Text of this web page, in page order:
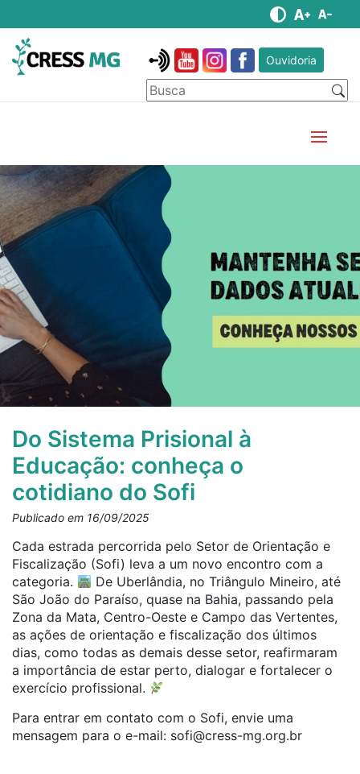
Ouvidoria
Do Sistema Prisional à
Educação: conheça o
cotidiano do Sofi
Publicado em 16/09/2025
Cada estrada percorrida pelo Setor de Orientação e
Fiscalização (Sofi) leva a um novo encontro com a
categoria.
De Uberlândia, no Triângulo Mineiro, até
São João do Paraíso, quase na Bahia, passando pela
Zona da Mata, Centro-Oeste e Campo das Vertentes,
as ações de orientação e fiscalização dos últimos
dias, como todas as demais desse setor, reafirmaram
a importância de estar perto, dialogar e fortalecer o
exercício profissional.
Para entrar em contato com o Sofi, envie uma
mensagem para o e-mail: sofi@cress-mg.org.br